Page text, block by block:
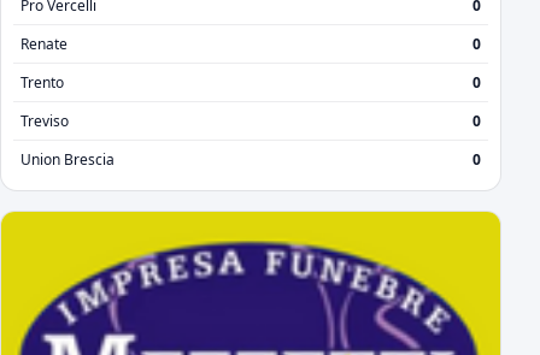
Pro Vercelli
0
Renate
0
Trento
0
Treviso
0
Union Brescia
0